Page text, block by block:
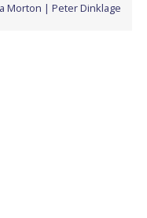
Morton
Peter Dinklage